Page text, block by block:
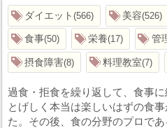
ダイエット 566 美容 526
食事 50 栄養 17 管
摂食障害 8 料理教室 7
過食・拒食を繰り返して、食事
とげしく本当は楽しいはずの食
た。その後、食の分野のプロで